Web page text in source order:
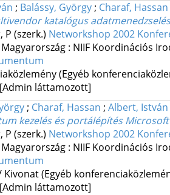
; Balássy, György; Charaf, Hassan
katalógus
P (szerk.) Networkshop 2002
: NIIF Koordinációs
(Egyéb
[Admin láttamozott]
; Charaf, Hassan ; Albert, István
kezelés és portálépítés
P (szerk.) Networkshop 2002
: NIIF Koordinációs
Kivonat (Egyéb
[Admin láttamozott]